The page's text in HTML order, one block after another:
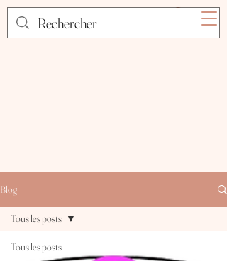
Blog
Tous les posts
Tous les posts